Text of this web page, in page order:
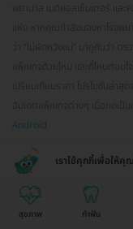
พยาบาล เมดิคอลเซ็นเตอร์ แล
แห่ง หากคุณกำลังมองหาโรงพ
ว่า “ไม่ผิดหวังแน่” มาดูกันว่า ตรวจสารเสพติด กรุงเทพ มีที่ไหนบ้าง ที่ไหนให้บริการอะไรบ้าง มี
แพ็กเกจด้วยไหม และที่ไหนตอบ
เปรียบเทียบราคา โปรโมชั่นล่า
อัปเดตแพ็กเกจต่างๆ เมื่อกดเป็น
Android
สุขภาพ ทำฟัน
เราใช้คุกกี้เพื่อให้